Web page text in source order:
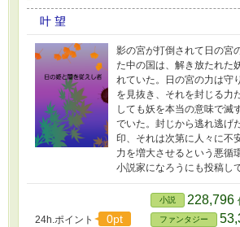
叶 望
影の宮が打倒されて日の宮
た中の国は、解き放たれた
れていた。日の宮の力は守
を見抜き、それを封じる力
しても妖を本当の意味で滅
でいた。封じから逃れ逃げ
印、それは次第に人々に不
力を増大させるという悪循
小説家になろうにも投稿し
24h.ポイント 0pt
小説 228,796
ファンタジー